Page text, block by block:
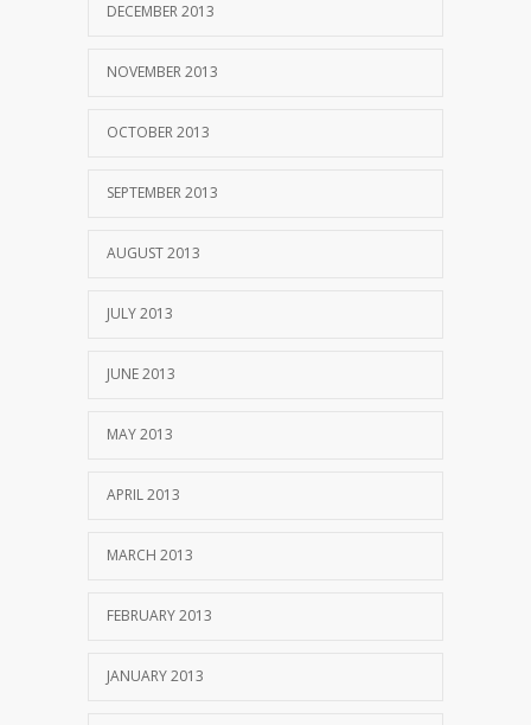
DECEMBER 2013
NOVEMBER 2013
OCTOBER 2013
SEPTEMBER 2013
AUGUST 2013
JULY 2013
JUNE 2013
MAY 2013
APRIL 2013
MARCH 2013
FEBRUARY 2013
JANUARY 2013